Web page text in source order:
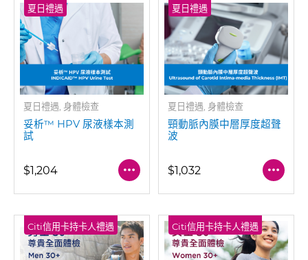
夏日禮遇
夏日禮遇, 身體檢查
妥析™ HPV 尿液樣本測
試
$1,204
夏日禮遇
夏日禮遇, 身體檢查
頸動脈內膜中層厚度超聲
波
$1,032
Citi信用卡持卡人禮遇 Citi信用卡持卡人禮遇